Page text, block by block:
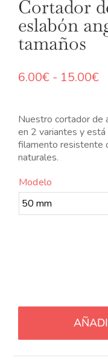
Cortador
eslabón
tamaños
6.00€ - 15.00€
Nuestro cortador de
en 2 variantes y
filamento resistente
naturales.
Modelo